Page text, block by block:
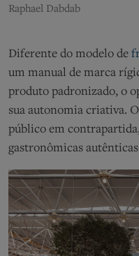
Raphael Dabdab
Diferente do modelo de
um manual de marca
produto padronizado, o
sua autonomia criativa.
público em
gastronômicas autênticas